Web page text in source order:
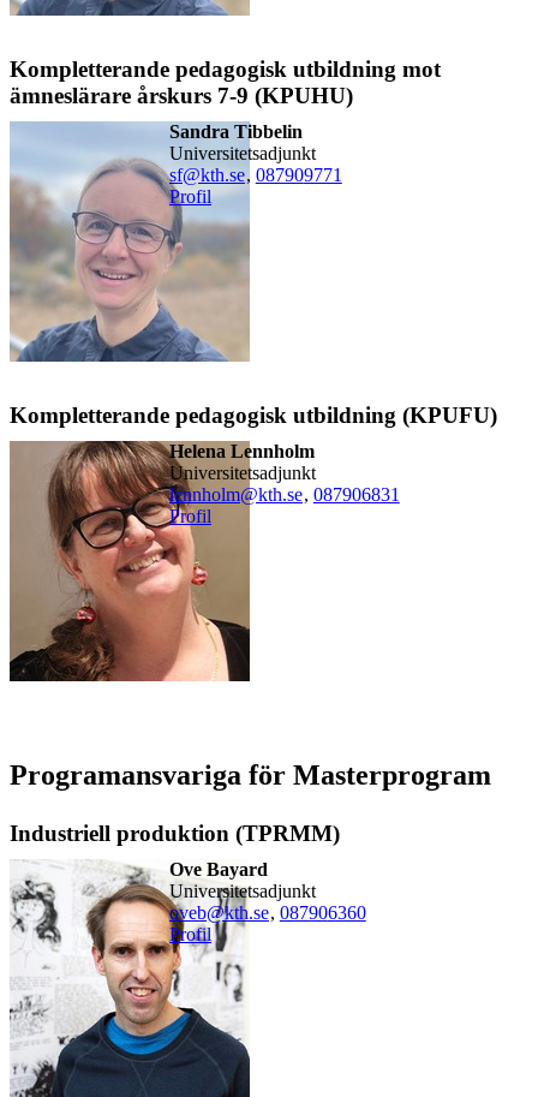
Kompletterande pedagogisk utbildning mot
ämneslärare årskurs 7-9 (KPUHU)
Sandra Tibbelin
universitetsadjunkt
sf@kth.se, 087909771
Profil
Kompletterande pedagogisk utbildning (KPUFU)
Helena Lennholm
universitetsadjunkt
lennholm@kth.se, 087906831
Profil
Programansvariga för Masterprogram
Industriell produktion (TPRMM)
Ove Bayard
universitetsadjunkt
oveb@kth.se, 087906360
Profil